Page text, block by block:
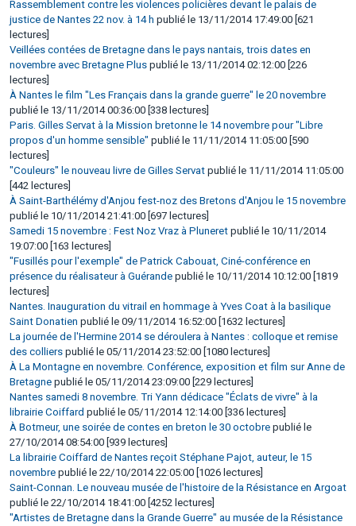
Rassemblement contre les violences policières devant le palais de
justice de Nantes 22 nov. à 14 h publié le 13/11/2014 17:49:00 [621
lectures]
Veillées contées de Bretagne dans le pays nantais, trois dates en
novembre avec Bretagne Plus publié le 13/11/2014 02:12:00 [226
lectures]
À Nantes le film "Les Français dans la grande guerre" le 20 novembre
publié le 13/11/2014 00:36:00 [338 lectures]
Paris. Gilles Servat à la Mission bretonne le 14 novembre pour "Libre
propos d'un homme sensible" publié le 11/11/2014 11:05:00 [590
lectures]
"Couleurs" le nouveau livre de Gilles Servat publié le 11/11/2014 11:05:00
[442 lectures]
À Saint-Barthélémy d'Anjou fest-noz des Bretons d'Anjou le 15 novembre
publié le 10/11/2014 21:41:00 [697 lectures]
Samedi 15 novembre : Fest Noz Vraz à Pluneret publié le 10/11/2014
19:07:00 [163 lectures]
"Fusillés pour l'exemple" de Patrick Cabouat, Ciné-conférence en
présence du réalisateur à Guérande publié le 10/11/2014 10:12:00 [1819
lectures]
Nantes. Inauguration du vitrail en hommage à Yves Coat à la basilique
Saint Donatien publié le 09/11/2014 16:52:00 [1632 lectures]
La journée de l'Hermine 2014 se déroulera à Nantes : colloque et remise
des colliers publié le 05/11/2014 23:52:00 [1080 lectures]
À La Montagne en novembre. Conférence, exposition et film sur Anne de
Bretagne publié le 05/11/2014 23:09:00 [229 lectures]
Nantes samedi 8 novembre. Tri Yann dédicace "Éclats de vivre" à la
librairie Coiffard publié le 05/11/2014 12:14:00 [336 lectures]
À Botmeur, une soirée de contes en breton le 30 octobre publié le
27/10/2014 08:54:00 [939 lectures]
La librairie Coiffard de Nantes reçoit Stéphane Pajot, auteur, le 15
novembre publié le 22/10/2014 22:05:00 [1026 lectures]
Saint-Connan. Le nouveau musée de l'histoire de la Résistance en Argoat
publié le 22/10/2014 18:41:00 [4252 lectures]
"Artistes de Bretagne dans la Grande Guerre" au musée de la Résistance